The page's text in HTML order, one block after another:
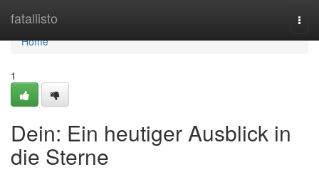
fatallisto
Home
Home
1
Dein: Ein heutiger Ausblick in
die Sterne